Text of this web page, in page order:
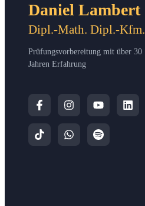
Daniel Lambert
Dipl.-Math. Dipl.-Kfm.
Prüfungsvorbereitung mit über 30
Jahren Erfahrung